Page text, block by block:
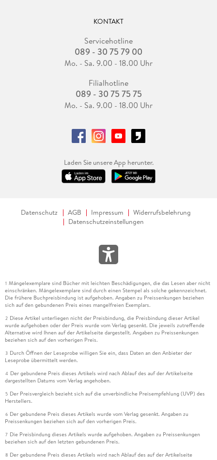
KONTAKT
Servicehotline
089 - 30 75 79 00
Mo. - Sa. 9.00 - 18.00 Uhr
Filialhotline
089 - 30 75 75 75
Mo. - Sa. 9.00 - 18.00 Uhr
Laden Sie unsere App herunter.
Datenschutz AGB Impressum
Widerrufsbelehrung
Datenschutzeinstellungen
1 Mängelexemplare sind Bücher mit leichten Beschädigungen, die das Lesen aber nicht
einschränken. Mängelexemplare sind durch einen Stempel als solche gekennzeichnet.
Die frühere Buchpreisbindung ist aufgehoben. Angaben zu Preissenkungen beziehen
sich auf den gebundenen Preis eines mangelfreien Exemplars.
2 Diese Artikel unterliegen nicht der Preisbindung, die Preisbindung dieser Artikel
wurde aufgehoben oder der Preis wurde vom Verlag gesenkt. Die jeweils zutreffende
Alternative wird Ihnen auf der Artikelseite dargestellt. Angaben zu Preissenkungen
beziehen sich auf den vorherigen Preis.
3 Durch Öffnen der Leseprobe willigen Sie ein, dass Daten an den Anbieter der
Leseprobe übermittelt werden.
4 Der gebundene Preis dieses Artikels wird nach Ablauf des auf der Artikelseite
dargestellten Datums vom Verlag angehoben.
5 Der Preisvergleich bezieht sich auf die unverbindliche Preisempfehlung (UVP) des
Herstellers.
6 Der gebundene Preis dieses Artikels wurde vom Verlag gesenkt. Angaben zu
Preissenkungen beziehen sich auf den vorherigen Preis.
7 Die Preisbindung dieses Artikels wurde aufgehoben. Angaben zu Preissenkungen
beziehen sich auf den letzten gebundenen Preis.
8 Der gebundene Preis dieses Artikels wird nach Ablauf des auf der Artikelseite